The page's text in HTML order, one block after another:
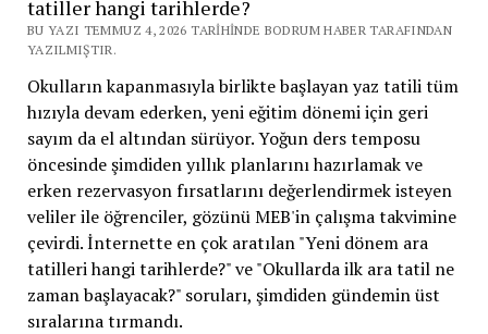
tatiller hangi tarihlerde?
BU YAZI TEMMUZ 4, 2026 TARIHINDE BODRUM HABER TARAFINDAN
YAZILMIŞTIR.
Okulların kapanmasıyla birlikte başlayan yaz tatili tüm
hızıyla devam ederken, yeni eğitim dönemi için geri
sayım da el altından sürüyor. Yoğun ders temposu
öncesinde şimdiden yıllık planlarını hazırlamak ve
erken rezervasyon fırsatlarını değerlendirmek isteyen
veliler ile öğrenciler, gözünü MEB'in çalışma takvimine
çevirdi. İnternette en çok aratılan "Yeni dönem ara
tatilleri hangi tarihlerde?" ve "Okullarda ilk ara tatil ne
zaman başlayacak?" soruları, şimdiden gündemin üst
sıralarına tırmandı.